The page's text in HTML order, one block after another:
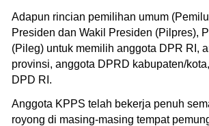
Adapun rincian pemilihan umum
Presiden dan Wakil Presiden (Pilpres),
(Pileg) untuk memilih anggota DPR RI,
provinsi, anggota DPRD kabupaten/
DPD RI.
Anggota KPPS telah bekerja penuh
royong di masing-masing tempat